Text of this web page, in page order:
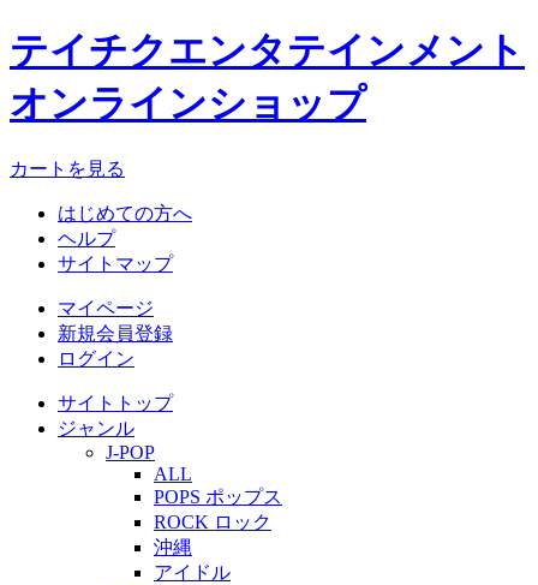
テイチクエンタテインメント
オンラインショップ
カートを見る
はじめての方へ
ヘルプ
サイトマップ
マイページ
新規会員登録
ログイン
サイトトップ
ジャンル
J-POP
ALL
POPS ポップス
ROCK ロック
沖縄
アイドル